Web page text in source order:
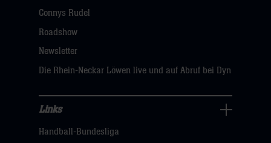
dann
hier
Connys Rudel
Roadshow
Newsletter
Die Rhein-Neckar Löwen live und auf Abruf bei Dyn
Navigation
Links
Handball-Bundesliga